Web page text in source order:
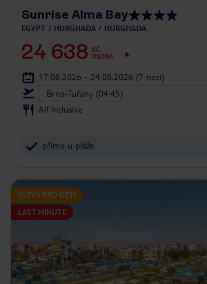
Sunrise Alma Bay
EGYPT HURGHADA HURGHADA
24 638
KČ
OSOBA
17.08.2026 - 24.08.2026 (7 nocí)
Brno-Tuřany (04:45)
All Inclusive
přímo u pláže
SLEVY PRO DĚTI
LAST MINUTE